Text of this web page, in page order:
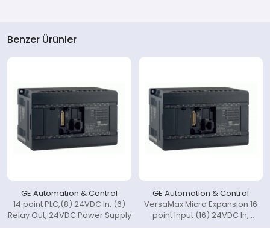
Benzer Ürünler
GE Automation & Control
14 point PLC,(8) 24VDC In, (6)
Relay Out, 24VDC Power Supply
GE Automation & Control
VersaMax Micro Expansion 16
point Input (16) 24VDC In,